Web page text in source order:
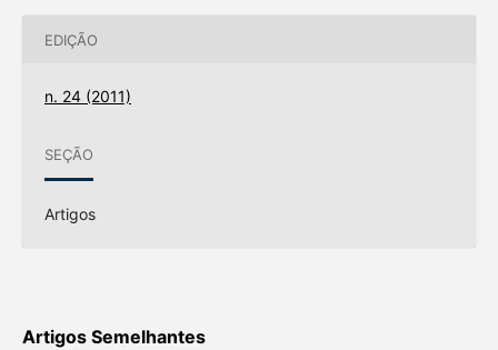
EDIÇÃO
n. 24 (2011)
SEÇÃO
Artigos
Artigos Semelhantes